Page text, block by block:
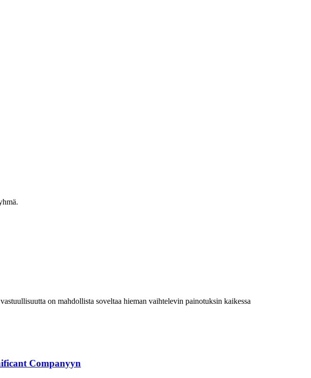
on mahdollista soveltaa hieman vaihtelevin painotuksin kaikessa
Companyyn